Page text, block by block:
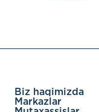
Biz haqimizda
Markazlar